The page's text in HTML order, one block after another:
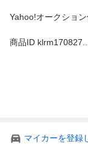
Yahoo!オークショ
商品ID
マイカーを登録